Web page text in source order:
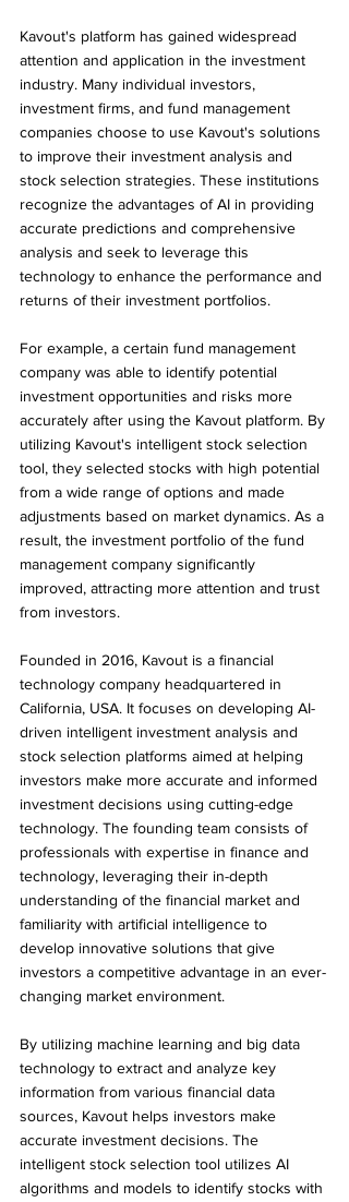
Kavout's platform has gained widespread
attention and application in the investment
industry. Many individual investors,
investment firms, and fund management
companies choose to use Kavout's solutions
to improve their investment analysis and
stock selection strategies. These institutions
recognize the advantages of AI in providing
accurate predictions and comprehensive
analysis and seek to leverage this
technology to enhance the performance and
returns of their investment portfolios.
For example, a certain fund management
company was able to identify potential
investment opportunities and risks more
accurately after using the Kavout platform. By
utilizing Kavout's intelligent stock selection
tool, they selected stocks with high potential
from a wide range of options and made
adjustments based on market dynamics. As a
result, the investment portfolio of the fund
management company significantly
improved, attracting more attention and trust
from investors.
Founded in 2016, Kavout is a financial
technology company headquartered in
California, USA. It focuses on developing AI-
driven intelligent investment analysis and
stock selection platforms aimed at helping
investors make more accurate and informed
investment decisions using cutting-edge
technology. The founding team consists of
professionals with expertise in finance and
technology, leveraging their in-depth
understanding of the financial market and
familiarity with artificial intelligence to
develop innovative solutions that give
investors a competitive advantage in an ever-
changing market environment.
By utilizing machine learning and big data
technology to extract and analyze key
information from various financial data
sources, Kavout helps investors make
accurate investment decisions. The
intelligent stock selection tool utilizes AI
algorithms and models to identify stocks with